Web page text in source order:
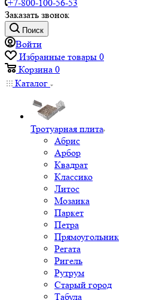
+7-800-100-56-53
Заказать звонок
Поиск
Войти
Избранные товары 0
Корзина 0
Каталог
Тротуарная плита
Абрис
Арбор
Квадрат
Классико
Литос
Мозаика
Паркет
Петра
Прямоугольник
Регата
Ригель
Рутрум
Старый город
Табула